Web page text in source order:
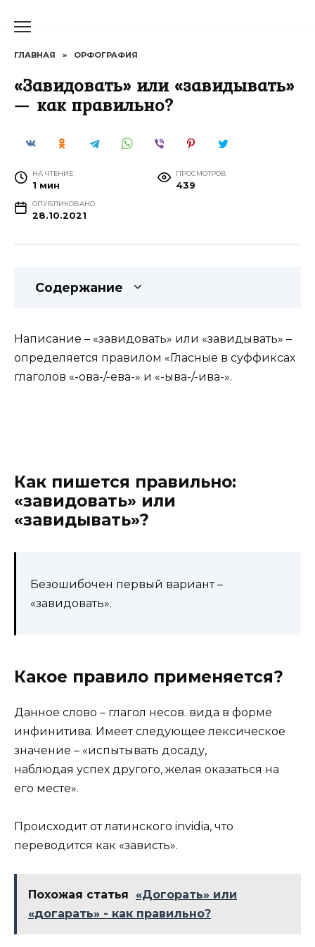
ГЛАВНАЯ » ОРФОГРАФИЯ
«Завидовать» или «завидывать»
— как правильно?
НА ЧТЕНИЕ
1 мин
ПРОСМОТРОВ
439
ОПУБЛИКОВАНО
28.10.2021
Содержание
Написание – «завидовать» или «завидывать» –
определяется правилом «Гласные в суффиксах
глаголов «-ова-/-ева-» и «-ыва-/-ива-».
Как пишется правильно:
«завидовать» или
«завидывать»?
Безошибочен первый вариант –
«завидовать».
Какое правило применяется?
Данное слово – глагол несов. вида в форме
инфинитива. Имеет следующее лексическое
значение – «испытывать досаду,
наблюдая успех другого, желая оказаться на
его месте».
Происходит от латинского invidiа, что
переводится как «зависть».
Похожая статья
«Догорать» или
«догарать» - как правильно?